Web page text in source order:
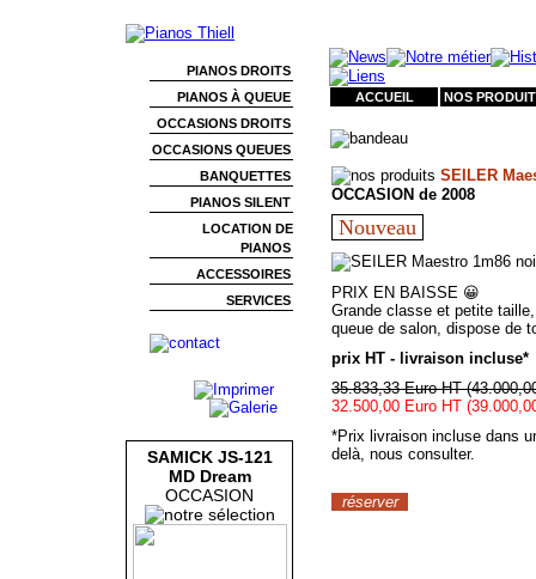
PIANOS DROITS
PIANOS À QUEUE
OCCASIONS DROITS
OCCASIONS QUEUES
BANQUETTES
PIANOS SILENT
LOCATION DE
PIANOS
ACCESSOIRES
SERVICES
SAMICK JS-121
MD Dream
OCCASION
ACCUEIL NOS
SEILER
OCCASION de 2008
Nouveau
PRIX EN BAISSE 😀
Grande classe et petite
queue de salon, dispose de
prix HT - livraison incluse*
35.833,33 Euro HT
32.500,00 Euro HT
*Prix livraison incluse dans
delà, nous consulter.
réserver